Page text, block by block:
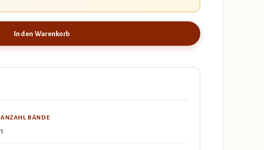
In den Warenkorb
ANZAHL BÄNDE
1